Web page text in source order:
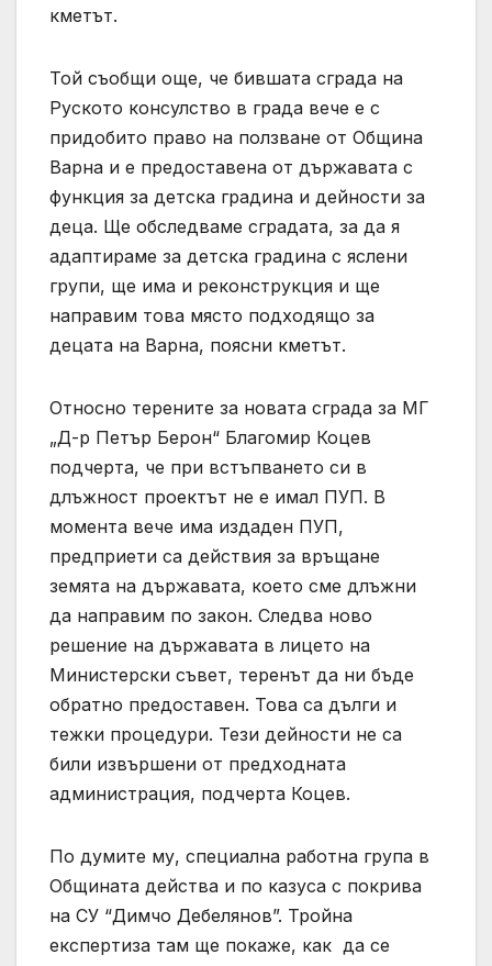
кметът.
Той съобщи още, че бившата сграда на
Руското консулство в града вече е с
придобито право на ползване от Община
Варна и е предоставена от държавата с
функция за детска градина и дейности за
деца. Ще обследваме сградата, за да я
адаптираме за детска градина с яслени
групи, ще има и реконструкция и ще
направим това място подходящо за
децата на Варна, поясни кметът.
Относно терените за новата сграда за МГ
„Д-р Петър Берон“ Благомир Коцев
подчерта, че при встъпването си в
длъжност проектът не е имал ПУП. В
момента вече има издаден ПУП,
предприети са действия за връщане
земята на държавата, което сме длъжни
да направим по закон. Следва ново
решение на държавата в лицето на
Министерски съвет, теренът да ни бъде
обратно предоставен. Това са дълги и
тежки процедури. Тези дейности не са
били извършени от предходната
администрация, подчерта Коцев.
По думите му, специална работна група в
Общината действа и по казуса с покрива
на СУ “Димчо Дебелянов”. Тройна
експертиза там ще покаже, как да се